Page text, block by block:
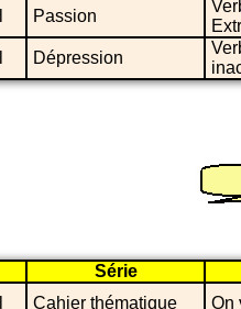
Passion
Dépression
Série
Cahier thématique On